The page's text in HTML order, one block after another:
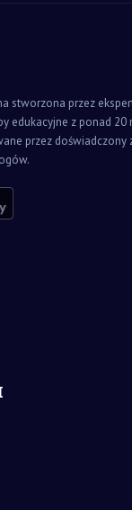
stworzona przez
edukacyjne z ponad 20
przez doświadczony